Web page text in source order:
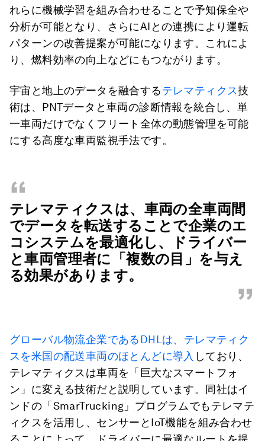
れらに機械学習を組み合わせることで予知保全や
分析が可能となり、さらにAIとの連携により運転
パターンの改善提案が可能になります。これによ
り、燃料効率の向上などにもつながります。
宇宙と地上のデータを融合するテレマティクス技
術は、PNTデータと車両の診断情報を統合し、単
一車両だけでなくフリート全体の動態管理を可能
にする高度な車両監視手法です。
“
テレマティクスは、車両の全車両間
でデータを転送することで企業のエ
コシステムを最適化し、ドライバー
と車両管理者に「複数の目」を与え
る効果があります。
”
グローバル物流企業であるDHLは、テレマティク
スを米国の配送車両のほとんどに導入 しており、
テレマティクスは車両を「巨大なスマートフォ
ン」に変える技術だと説明しています。同社はイ
ンドの「SmarTrucking」プログラムでもテレマテ
ィクスを活用し、センサーとIoT機能を組み合わせ